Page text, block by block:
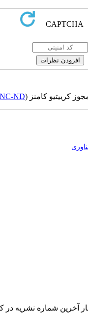
کرییتیو کامنز (ND
آخرین شماره نشریه در